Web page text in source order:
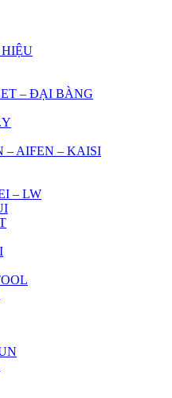
– ĐẠI BÀNG
– AIFEN – KAISI
– LW